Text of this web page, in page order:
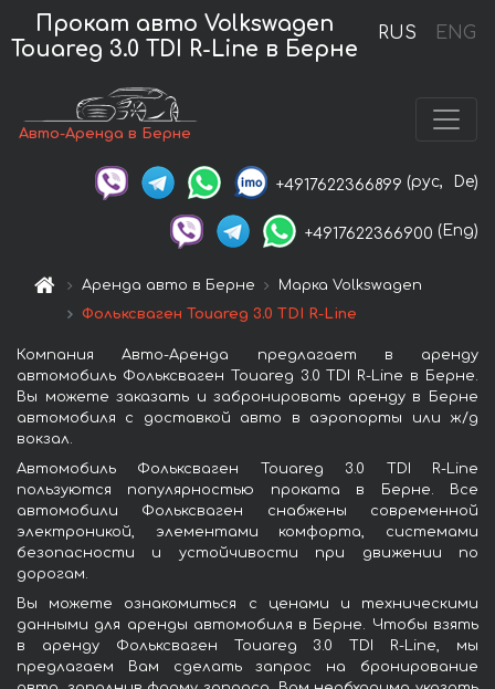
RUS ENG
Прокат авто Volkswagen
Touareg 3.0 TDI R-Line в Берне
Авто-Аренда в Берне
+4917622366899 (рус, De)
+4917622366900 (Eng)
Аренда авто в Берне
Марка Volkswagen
Фольксваген Touareg 3.0 TDI R-Line
Компания Авто-Аренда предлагает в аренду
автомобиль Фольксваген Touareg 3.0 TDI R-Line в Берне.
Вы можете заказать и забронировать аренду в Берне
автомобиля с доставкой авто в аэропорты или ж/д
вокзал.
Автомобиль Фольксваген Touareg 3.0 TDI R-Line
пользуются популярностью проката в Берне. Все
автомобили Фольксваген снабжены современной
электроникой, элементами комфорта, системами
безопасности и устойчивости при движении по
дорогам.
Вы можете ознакомиться с ценами и техническими
данными для аренды автомобиля в Берне. Чтобы взять
в аренду Фольксваген Touareg 3.0 TDI R-Line, мы
предлагаем Вам сделать запрос на бронирование